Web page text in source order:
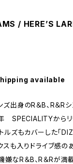
/ HERE’S
available
出身のR＆B、R＆R
SPECIALITYからリ
ルズもカバーした「
スも入りドライブ感の
嫌なR＆B、R＆Rが